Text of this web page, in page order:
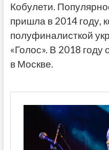
Кобулети.
пришла в 2014 году,
полуфиналисткой
«Голос». В 2018
в Москве.